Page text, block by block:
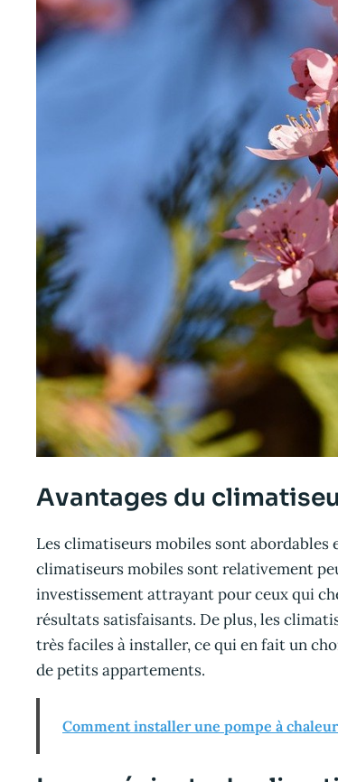
Avantages du
Les climatiseurs mobiles sont abordables
climatiseurs mobiles sont relativement
investissement attrayant pour ceux qui
résultats satisfaisants. De plus, les
très faciles à installer, ce qui en fait un
de petits appartements.
Comment installer une pompe à